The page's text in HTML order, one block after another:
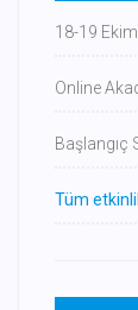
18-19 Ekim
Online
Başlangıç
Tüm